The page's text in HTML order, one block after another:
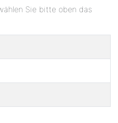
Sie bitte oben das